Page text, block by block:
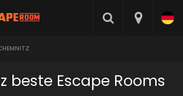
beste Escape Rooms